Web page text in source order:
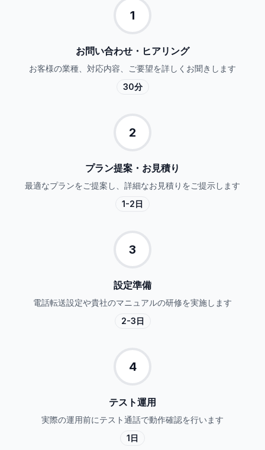
1
お問い合わせ・ヒアリング
お客様の業種、対応内容、ご要望を詳しくお聞きします
30分
2
プラン提案・お見積り
最適なプランをご提案し、詳細なお見積りをご提示します
1-2日
3
設定準備
電話転送設定や貴社のマニュアルの研修を実施します
2-3日
4
テスト運用
実際の運用前にテスト通話で動作確認を行います
1日